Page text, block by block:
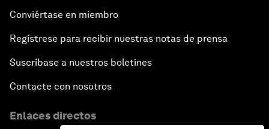
Conviértase en miembro
Regístrese para recibir nuestras notas de prensa
Suscríbase a nuestros boletines
Contacte con nosotros
Enlaces directos